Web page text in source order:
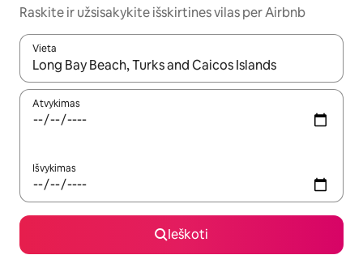
Raskite ir užsisakykite išskirtines vilas per Airbnb
Vieta
Kai pasirodys paieškos rezultatai, juos naršyti galite
Atvykimas
Išvykimas
Ieškoti